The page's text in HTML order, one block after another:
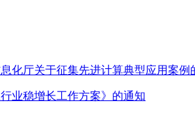
化厅关于征集先进计算典型应用案例
业稳增长工作方案》的通知